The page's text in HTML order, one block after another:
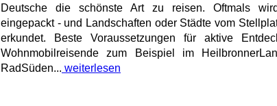
Deutsche die schönste Art zu reisen. Oftmals
eingepackt - und Landschaften oder Städte vom
erkundet. Beste Voraussetzungen für aktive
Wohnmobilreisende zum Beispiel im
RadSüden... weiterlesen